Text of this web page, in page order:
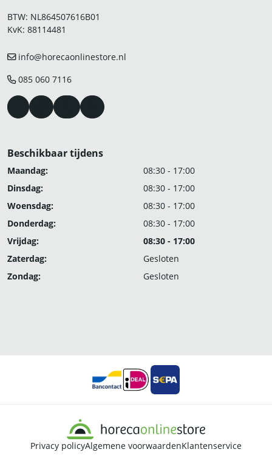
BTW: NL864507616B01
KvK: 88114481
info@horecaonlinestore.nl
085 060 7116
Beschikbaar tijdens
Maandag:
08:30 - 17:00
Dinsdag:
08:30 - 17:00
Woensdag:
08:30 - 17:00
Donderdag:
08:30 - 17:00
Vrijdag:
08:30 - 17:00
Zaterdag:
Gesloten
Zondag:
Gesloten
Privacy policyAlgemene voorwaardenKlantenservice